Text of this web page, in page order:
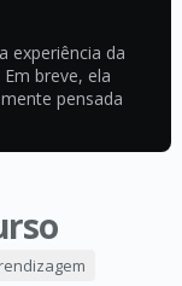
experiência da
breve, ela
pensada